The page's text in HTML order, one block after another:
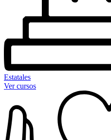
Estatales
Ver cursos